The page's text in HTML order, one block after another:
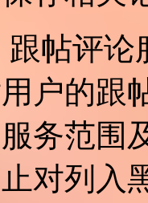
跟帖评论
户的跟
务范围
对列入